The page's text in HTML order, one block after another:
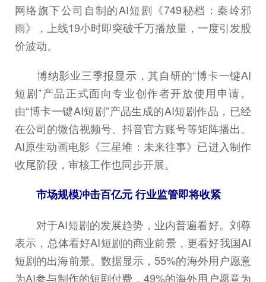
网络旗下公司自制的AI短剧《749秘档：秦岭邪
雨》，上线19小时即突破千万播放量，一度引发股
价波动。
博纳影业三季报显示，其自研的“博卡一键AI
短剧”产品正式面向专业创作者开放使用申请。
由“博卡一键AI短剧”产品生成的AI短剧作品，已经
在公司的微信视频号、抖音官方账号等矩阵播出。
AI原生动画电影《三星堆：未来往事》已进入制作
收尾阶段，审核工作也同步开展。
市场规模冲击百亿元 行业监管即将收紧
对于AI短剧的发展趋势，业内普遍看好。刘尊
表示，总体看好AI短剧的商业前景，更看好我国AI
短剧的出海前景。数据显示，55%的海外用户愿意
为AI参与制作的短剧付费，49%的海外用户愿意为